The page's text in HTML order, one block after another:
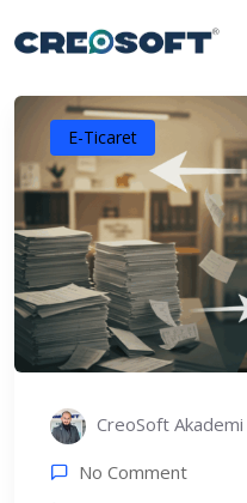
atla
E-Ticaret
CreoSoft Akademi
No Comment